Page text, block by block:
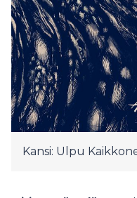
Kansi: Ulpu